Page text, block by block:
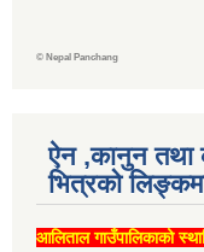
© Nepal Panchang
ऐन ,कानुन तथा
भित्रको
आलिताल गाउँपालिकाको